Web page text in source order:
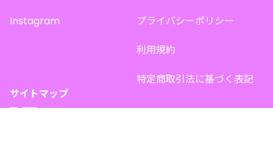
Instagram プライバシーポリシー
利用規約
特定商取引法に基づく表記
サイトマップ